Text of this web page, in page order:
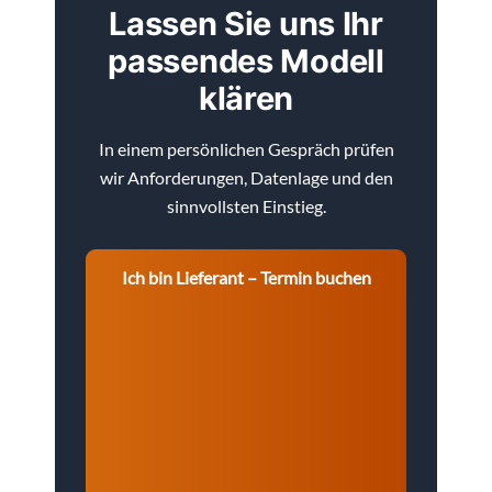
Lassen Sie uns Ihr
passendes Modell
klären
In einem persönlichen Gespräch prüfen
wir Anforderungen, Datenlage und den
sinnvollsten Einstieg.
Ich bin Lieferant – Termin buchen